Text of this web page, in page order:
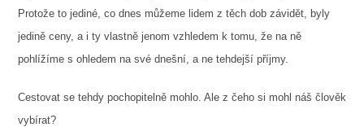
Protože to jediné, co dnes můžeme lidem z těch dob závidět, byly
jedině ceny, a i ty vlastně jenom vzhledem k tomu, že na ně
pohlížíme s ohledem na své dnešní, a ne tehdejší příjmy.
Cestovat se tehdy pochopitelně mohlo. Ale z čeho si mohl náš člověk
vybírat?